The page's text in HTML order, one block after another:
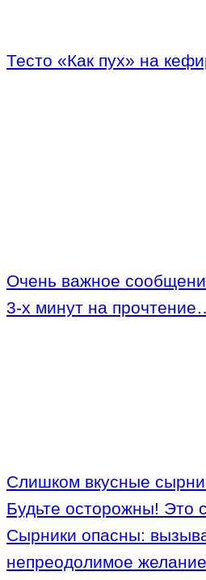
Тесто «Как пух» на
Очень важное
3-х минут на
Слишком вкусные
Будьте осторожны! Это
Сырники опасны:
непреодолимое